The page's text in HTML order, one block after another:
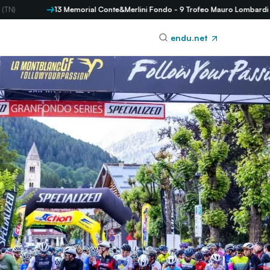
13 Memorial Conte&Merlini Fondo - 9 Trofeo Mauro Lombardi
endu.net